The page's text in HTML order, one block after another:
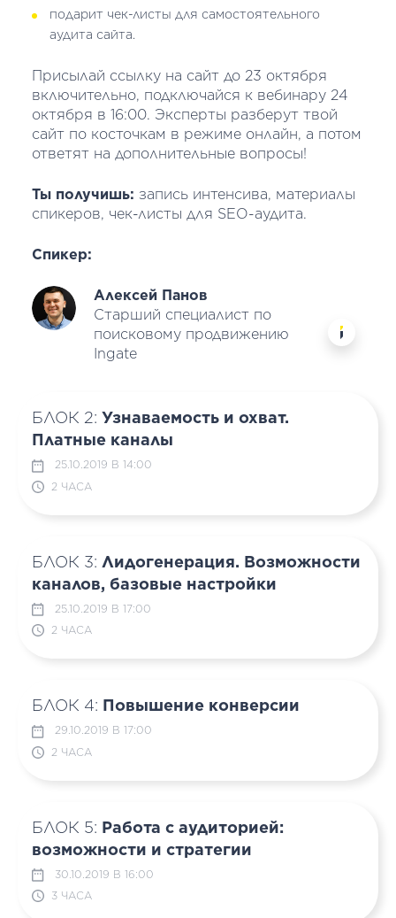
подарит чек-листы для самостоятельного
аудита сайта.
Присылай ссылку на сайт до 23 октября
включительно, подключайся к вебинару 24
октября в 16:00. Эксперты разберут твой
сайт по косточкам в режиме онлайн, а потом
ответят на дополнительные вопросы!
Ты получишь: запись интенсива, материалы
спикеров, чек-листы для SEO-аудита.
Спикер:
Алексей Панов
Старший специалист по
поисковому продвижению
Ingate
БЛОК 2: Узнаваемость и охват.
Платные каналы
25.10.2019 В 14:00
2 ЧАСА
БЛОК 3: Лидогенерация. Возможности
каналов, базовые настройки
25.10.2019 В 17:00
2 ЧАСА
БЛОК 4: Повышение конверсии
29.10.2019 В 17:00
2 ЧАСА
БЛОК 5: Работа с аудиторией:
возможности и стратегии
30.10.2019 В 16:00
3 ЧАСА